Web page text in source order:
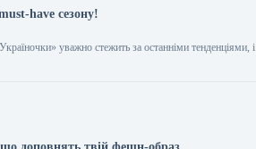
have сезону!
уважно стежить за останніми тенденціями, і